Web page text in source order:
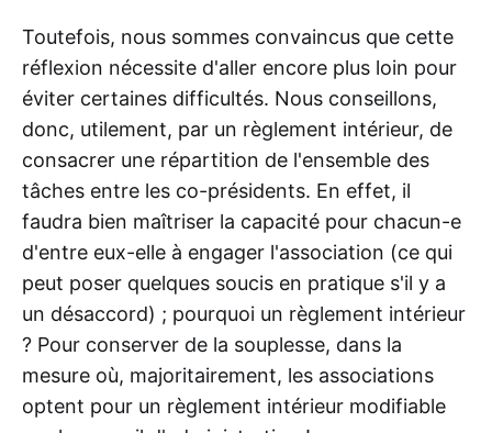
Toutefois, nous sommes convaincus que cette
réflexion nécessite d'aller encore plus loin pour
éviter certaines difficultés. Nous conseillons,
donc, utilement, par un règlement intérieur, de
consacrer une répartition de l'ensemble des
tâches entre les co-présidents. En effet, il
faudra bien maîtriser la capacité pour chacun-e
d'entre eux-elle à engager l'association (ce qui
peut poser quelques soucis en pratique s'il y a
un désaccord) ; pourquoi un règlement intérieur
? Pour conserver de la souplesse, dans la
mesure où, majoritairement, les associations
optent pour un règlement intérieur modifiable